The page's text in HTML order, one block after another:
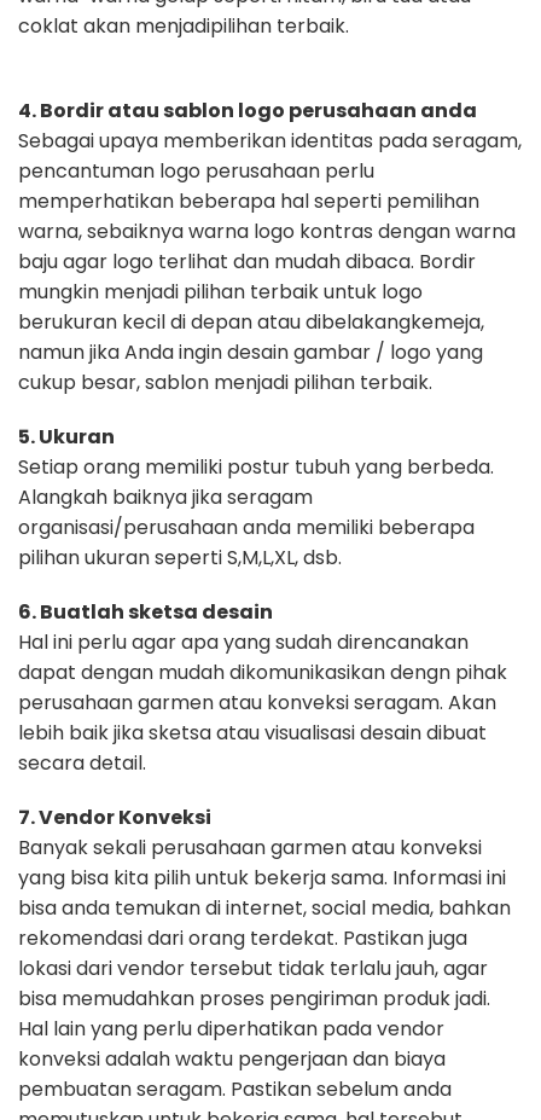
coklat akan menjadipilihan terbaik.
4. Bordir atau sablon logo perusahaan anda
Sebagai upaya memberikan identitas pada seragam,
pencantuman logo perusahaan perlu
memperhatikan beberapa hal seperti pemilihan
warna,sebaiknya warna logo kontras dengan warna
baju agar logo terlihat dan mudahdibaca. Bordir
mungkin menjadi pilihan terbaik untuk logo
berukuran kecil didepan atau dibelakangkemeja,
namun jika Anda ingin desain gambar / logo yang
cukup besar, sablon menjadi pilihan terbaik.
5. Ukuran
Setiap orang memiliki postur tubuh yang berbeda.
Alangkah baiknya jikaseragam
organisasi/perusahaan anda memiliki beberapa
pilihan ukuran sepertiS,M,L,XL, dsb.
6. Buatlah sketsa desain
Hal ini perlu agar apa yang sudah direncanakan
dapat dengan mudahdikomunikasikan dengn pihak
perusahaan garmen atau konveksi seragam. Akan
lebih baik jika sketsa atau visualisasi desain dibuat
secara detail.
7. Vendor Konveksi
Banyak sekali perusahaan garmen atau konveksi
yang bisa kita pilih untuk bekerja sama. Informasi ini
bisa anda temukan di internet, social media, bahkan
rekomendasi dari orang terdekat. Pastikan juga
lokasi dari vendor tersebut tidak terlalu jauh, agar
bisa memudahkan proses pengiriman produk jadi.
Hal lain yang perlu diperhatikan pada vendor
konveksi adalah waktu pengerjaandan biaya
pembuatan seragam. Pastikan sebelum anda